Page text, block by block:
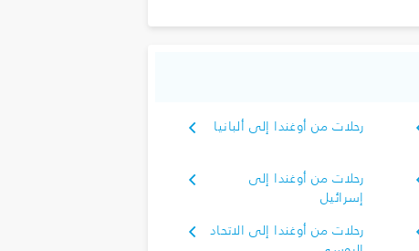
رحلات من أوغندا إلى ألبانيا
رحلات من أوغندا إلى
إسرائيل
رحلات من أوغندا إلى الاتحاد